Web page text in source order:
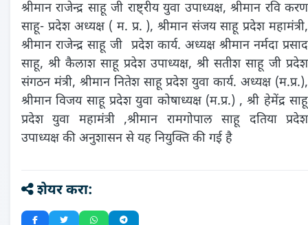
श्रीमान राजेन्द्र साहू जी राष्ट्रीय युवा उपाध्यक्ष, श्रीमान रवि करण
साहू- प्रदेश अध्यक्ष ( म. प्र. ), श्रीमान संजय साहू प्रदेश महामंत्री,
श्रीमान राजेन्द्र साहू जी प्रदेश कार्य. अध्यक्ष श्रीमान नर्मदा प्रसाद
साहू, श्री कैलाश साहू प्रदेश उपाध्यक्ष, श्री सतीश साहू जी प्रदेश
संगठन मंत्री, श्रीमान नितेश साहू प्रदेश युवा कार्य. अध्यक्ष (म.प्र.),
श्रीमान विजय साहू प्रदेश युवा कोषाध्यक्ष (म.प्र.) , श्री हेमेंद्र साहू
प्रदेश युवा महामंत्री ,श्रीमान रामगोपाल साहू दतिया प्रदेश
उपाध्यक्ष की अनुशासन से यह नियुक्ति की गई है
शेयर करा: